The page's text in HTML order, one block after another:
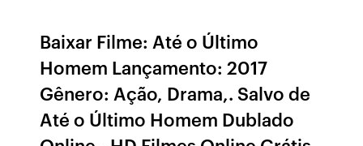
Baixar Filme: Até o Último
Homem Lançamento: 2017
Gênero: Ação, Drama,. Salvo de
Até o Último Homem Dublado